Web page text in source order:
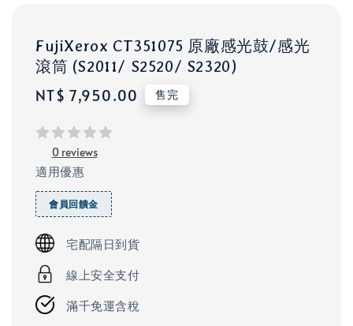
FujiXerox CT351075 原廠感光鼓/感光
滾筒 (S2011/ S2520/ S2320)
Regular
NT$ 7,950.00 售完
0 reviews
適用優惠
會員回饋金
宅配隔日到貨
線上安全支付
滿千免運含稅